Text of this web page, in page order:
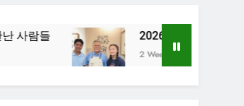
2026 한국 여행기 01: 대통
2 Weeks Ago